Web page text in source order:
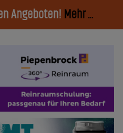
Angeboten! Mehr ...